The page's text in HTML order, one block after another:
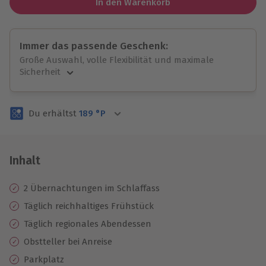
In den Warenkorb
Immer das passende Geschenk:
Große Auswahl, volle Flexibilität und maximale
Sicherheit
Volle Flexibilität
3 Jahre gültig & verlängerbar.
Du erhältst 189 °P
Inhalt
2 Übernachtungen im Schlaffass
Täglich reichhaltiges Frühstück
Täglich regionales Abendessen
Obstteller bei Anreise
Parkplatz